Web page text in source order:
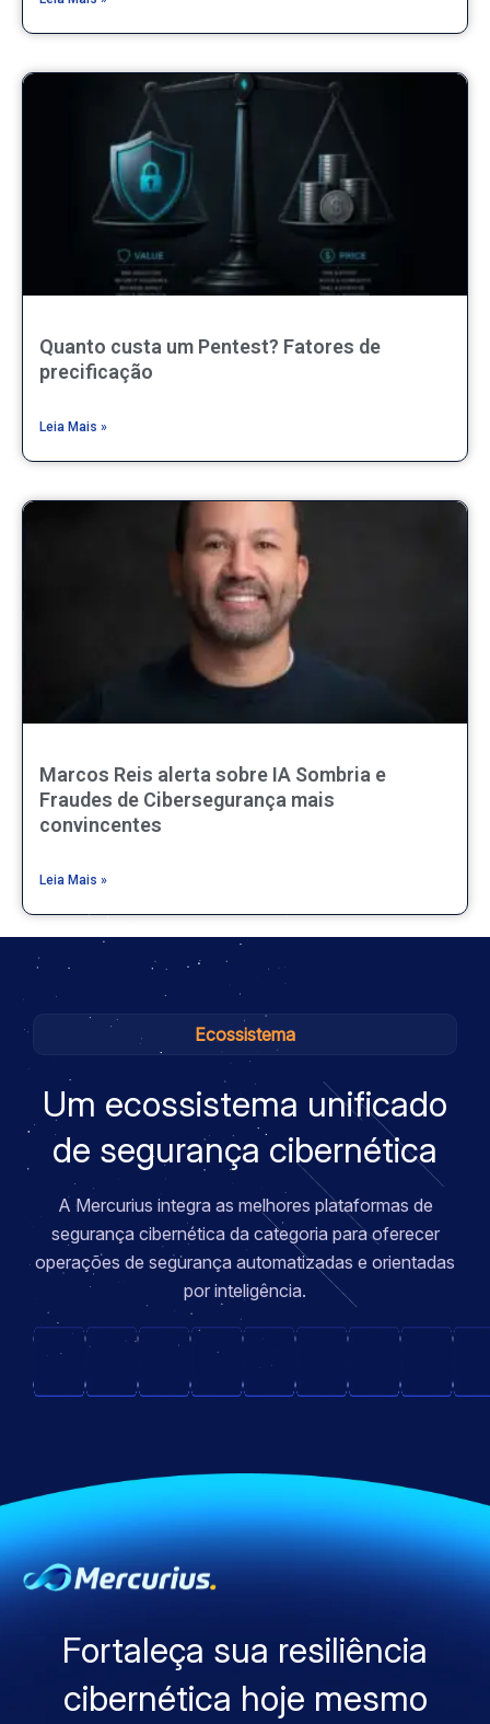
Quanto custa um Pentest? Fatores de
precificação
Leia Mais »
Marcos Reis alerta sobre IA Sombria e
Fraudes de Cibersegurança mais
convincentes
Leia Mais »
Ecossistema
Um ecossistema unificado
de segurança cibernética
A Mercurius integra as melhores plataformas de
segurança cibernética da categoria para oferecer
operações de segurança automatizadas e orientadas
por inteligência.
Fortaleça sua resiliência
cibernética hoje mesmo